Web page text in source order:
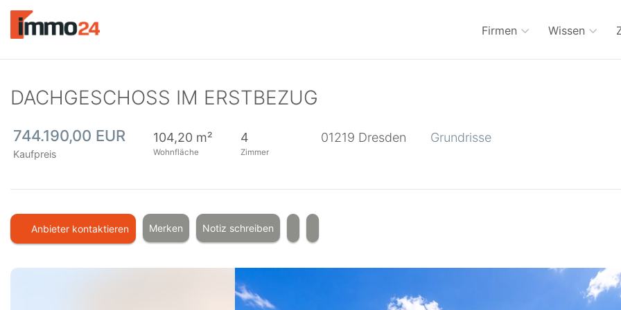
Accessibility
Modus
aktivieren
Inhalt
Firmen Wissen
DACHGESCHOSS IM ERSTBEZUG
744.190,00 EUR
Kaufpreis
104,20 m²
Wohnfläche
4
Zimmer
01219 Dresden Grundrisse
Anbieter kontaktieren Merken Notiz schreiben